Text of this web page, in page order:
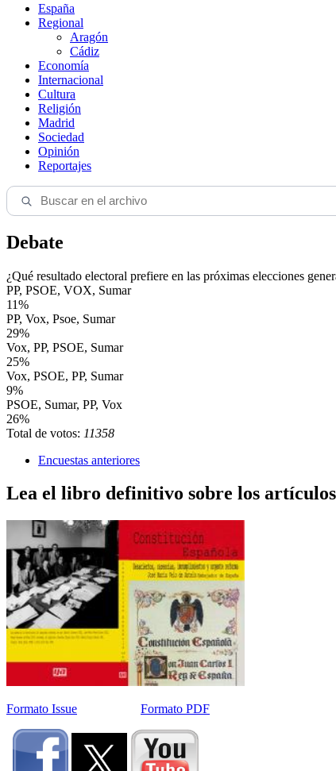
España
Regional
Aragón
Cádiz
Economía
Internacional
Cultura
Religión
Madrid
Sociedad
Opinión
Reportajes
Debate
¿Qué resultado electoral prefiere en las próximas elecciones
PP, PSOE, VOX, Sumar
11%
PP, Vox, Psoe, Sumar
29%
Vox, PP, PSOE, Sumar
25%
Vox, PSOE, PP, Sumar
9%
PSOE, Sumar, PP, Vox
26%
Total de votos: 11358
Encuestas anteriores
Lea el libro definitivo sobre los
Formato Issue Formato PDF